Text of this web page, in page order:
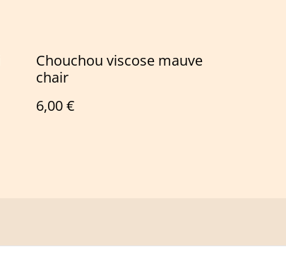
Chouchou viscose mauve
chair
6,00 €